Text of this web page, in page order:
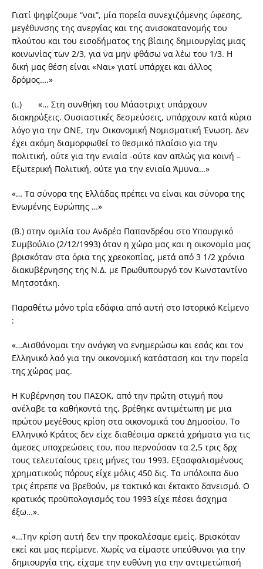
Γιατί ψηφίζουμε “ναι”, μία πορεία συνεχιζόμενης ύφεσης,
μεγέθυνσης της ανεργίας και της ανισοκατανομής του
πλούτου και του εισοδήματος της βίαιης δημιουργίας μιας
κοινωνίας των 2/3, για να μην φθάσω να λέω του 1/3. Η
δική μας θέση είναι «Ναι» γιατί υπάρχει και άλλος
δρόμος….»
(ι.) «… Στη συνθήκη του Μάαστριχτ υπάρχουν
διακηρύξεις. Ουσιαστικές δεσμεύσεις, υπάρχουν κατά κύριο
λόγο για την ΟΝΕ, την Οικονομική Νομισματική Ένωση. Δεν
έχει ακόμη διαμορφωθεί το θεσμικό πλαίσιο για την
πολιτική, ούτε για την ενιαία -ούτε καν απλώς για κοινή –
Εξωτερική Πολιτική, ούτε για την ενιαία Άμυνα…»
«… Τα σύνορα της Ελλάδας πρέπει να είναι και σύνορα της
Ενωμένης Ευρώπης …»
(Β.) στην ομιλία του Ανδρέα Παπανδρέου στο Υπουργικό
Συμβούλιο (2/12/1993) όταν η χώρα μας και η οικονομία μας
βρισκόταν στα όρια της χρεοκοπίας, μετά από 3 1/2 χρόνια
διακυβέρνησης της Ν.Δ. με Πρωθυπουργό τον Κωνσταντίνο
Μητσοτάκη.
Παραθέτω μόνο τρία εδάφια από αυτή στο Ιστορικό Κείμενο
:
«…Αισθάνομαι την ανάγκη να ενημερώσω και εσάς και τον
Ελληνικό λαό για την οικονομική κατάσταση και την πορεία
της χώρας μας.
Η Κυβέρνηση του ΠΑΣΟΚ, από την πρώτη στιγμή που
ανέλαβε τα καθήκοντά της, βρέθηκε αντιμέτωπη με μια
πρώτου μεγέθους κρίση στα οικονομικά του Δημοσίου. Το
Ελληνικό Κράτος δεν είχε διαθέσιμα αρκετά χρήματα για τις
άμεσες υποχρεώσεις του, που περνούσαν τα 2,5 τρις δρχ
τους τελευταίους τρεις μήνες του 1993. Εξασφαλισμένους
χρηματικούς πόρους είχε μόλις 450 δις. Τα υπόλοιπα δυο
τρις έπρεπε να βρεθούν, με τακτικό και έκτακτο δανεισμό. Ο
κρατικός προϋπολογισμός του 1993 είχε πέσει άσχημα
έξω…».
«…Την κρίση αυτή δεν την προκαλέσαμε εμείς. Βρισκόταν
εκεί και μας περίμενε. Χωρίς να είμαστε υπεύθυνοι για την
δημιουργία της, είχαμε την ευθύνη για την αντιμετώπισή